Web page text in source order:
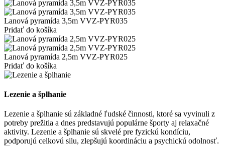
Lanová pyramída 3,5m VVZ-PYR035
Pridať do košíka
Lanová pyramída 2,5m VVZ-PYR025
Pridať do košíka
Lezenie a šplhanie
Lezenie a šplhanie sú základné ľudské činnosti, ktoré sa vyvinuli z
potreby prežitia a dnes predstavujú populárne športy aj relaxačné
aktivity. Lezenie a šplhanie sú skvelé pre fyzickú kondíciu,
podporujú celkovú silu, zlepšujú koordináciu a psychickú odolnosť.